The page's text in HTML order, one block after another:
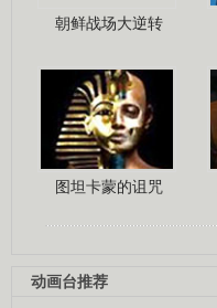
朝鲜战场大逆转
图坦卡蒙的诅咒
动画台推荐